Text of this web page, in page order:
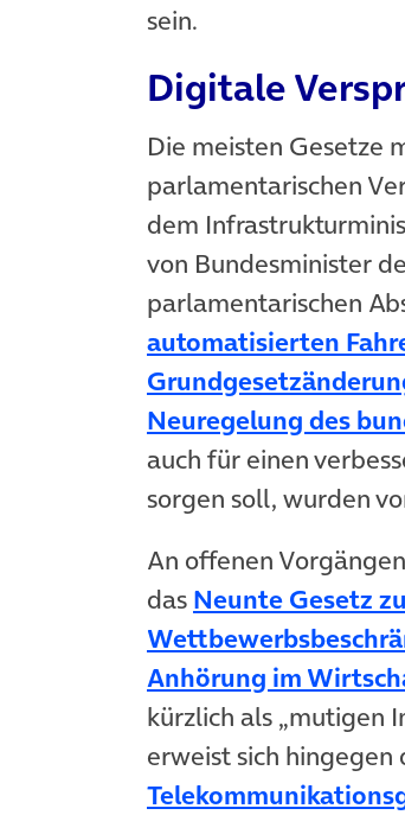
sein.
Digitale
Die meisten Gesetze
parlamentarischen
dem
von Bundesminister
parlamentarischen
automatisierten
Neuregelung des
auch für einen
sorgen soll, wurden
An offenen
das Neunte Gesetz
Anhörung im
kürzlich als „mutigen
erweist sich hingegen